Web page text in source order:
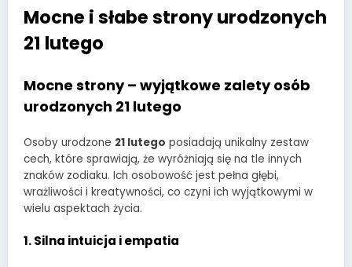
Mocne i słabe strony urodzonych
21 lutego
Mocne strony – wyjątkowe zalety osób
urodzonych 21 lutego
Osoby urodzone 21 lutego posiadają unikalny zestaw
cech, które sprawiają, że wyróżniają się na tle innych
znaków zodiaku. Ich osobowość jest pełna głębi,
wrażliwości i kreatywności, co czyni ich wyjątkowymi w
wielu aspektach życia.
1. Silna intuicja i empatia